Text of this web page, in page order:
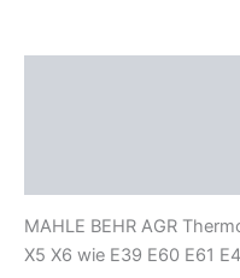
E39
E53
Menge
MAHLE BEHR AGR
X5 X6 wie E39 E60 E61